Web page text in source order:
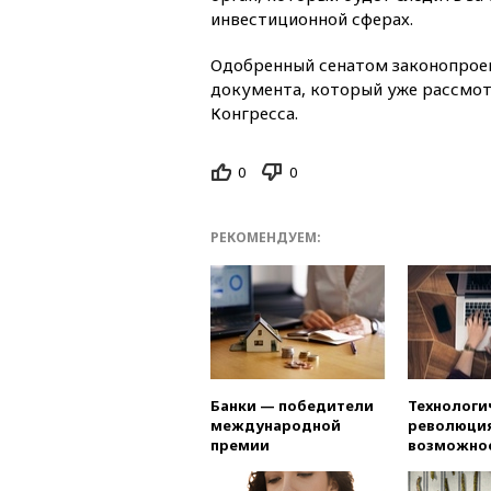
инвестиционной сферах.
Одобренный сенатом
документа, который уже
Конгресса.
0 0
РЕКОМЕНДУЕМ:
Банки — победители
международной
премии